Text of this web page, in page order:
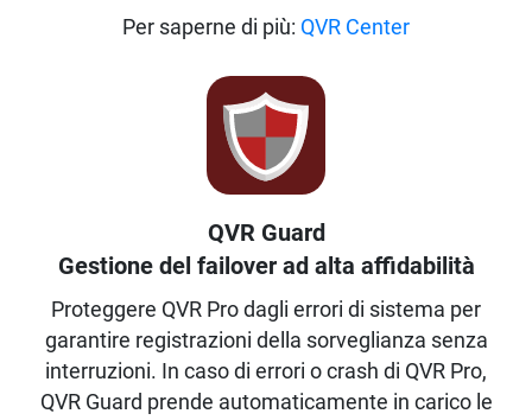
Per saperne di più: QVR Center
QVR Guard
Gestione del failover ad alta affidabilità
Proteggere QVR Pro dagli errori di sistema per
garantire registrazioni della sorveglianza senza
interruzioni. In caso di errori o crash di QVR Pro,
QVR Guard prende automaticamente in carico le